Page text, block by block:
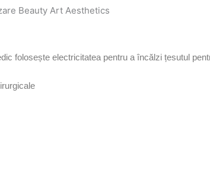
folosește electricitatea pentru a încălzi țesutul